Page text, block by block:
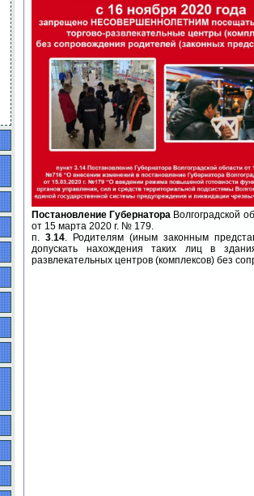
Постановление Губернатора Волгоградской
от 15 марта 2020 г. № 179.
п.3.14. Родителям (иным законным
допускать нахождения таких лиц в
развлекательных центров (комплексов) без